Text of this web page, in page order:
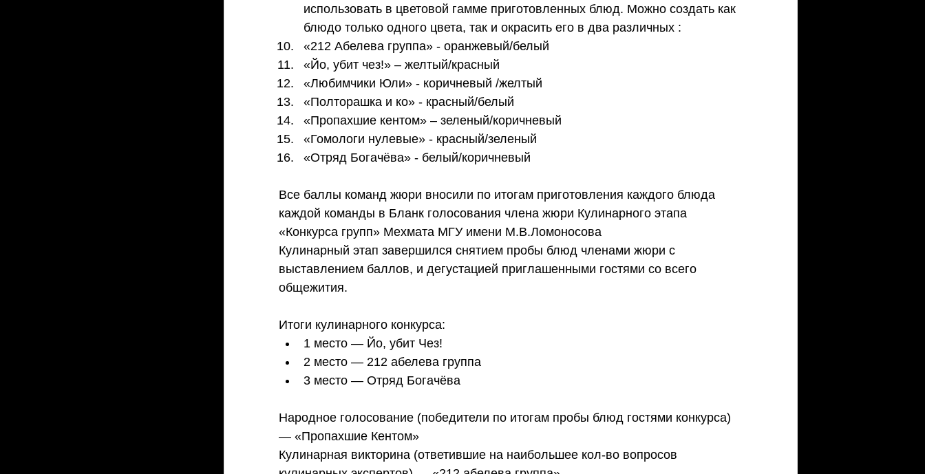
использовать в цветовой гамме приготовленных блюд. Можно создать как
блюдо только одного цвета, так и окрасить его в два различных :
«212 Абелева группа» - оранжевый/белый
«Йо, убит чез!» – желтый/красный
«Любимчики Юли» - коричневый /желтый
«Полторашка и ко» - красный/белый
«Пропахшие кентом» – зеленый/коричневый
«Гомологи нулевые» - красный/зеленый
«Отряд Богачёва» - белый/коричневый
Все баллы команд жюри вносили по итогам приготовления каждого блюда
каждой команды в Бланк голосования члена жюри Кулинарного этапа
«Конкурса групп» Мехмата МГУ имени М.В.Ломоносова
Кулинарный этап завершился снятием пробы блюд членами жюри с
выставлением баллов, и дегустацией приглашенными гостями со всего
общежития.
Итоги кулинарного конкурса:
1 место — Йо, убит Чез!
2 место — 212 абелева группа
3 место — Отряд Богачёва
Народное голосование (победители по итогам пробы блюд гостями конкурса)
— «Пропахшие Кентом»
Кулинарная викторина (ответившие на наибольшее кол-во вопросов